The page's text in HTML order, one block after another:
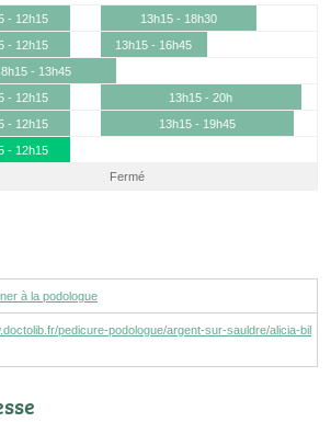
- 12h15
13h15 - 18h30
- 12h15
13h15 - 16h45
8h15 - 13h45
- 12h15
13h15 - 20h
- 12h15
13h15 - 19h45
- 12h15
Fermé
à la podologue
pedicure-podologue/argent-sur-sauldre/alicia-bil